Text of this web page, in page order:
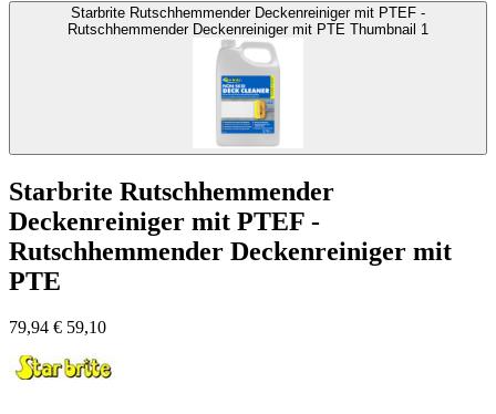
Starbrite Rutschhemmender Deckenreiniger mit PTEF -
Rutschhemmender Deckenreiniger mit PTE Thumbnail 1
Starbrite Rutschhemmender
Deckenreiniger mit PTEF -
Rutschhemmender Deckenreiniger mit
PTE
79,94 € 59,10